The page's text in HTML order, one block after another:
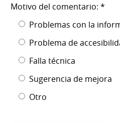
Motivo del comentario: *
Problemas con la
Problema de
Falla técnica
Sugerencia de mejora
Otro